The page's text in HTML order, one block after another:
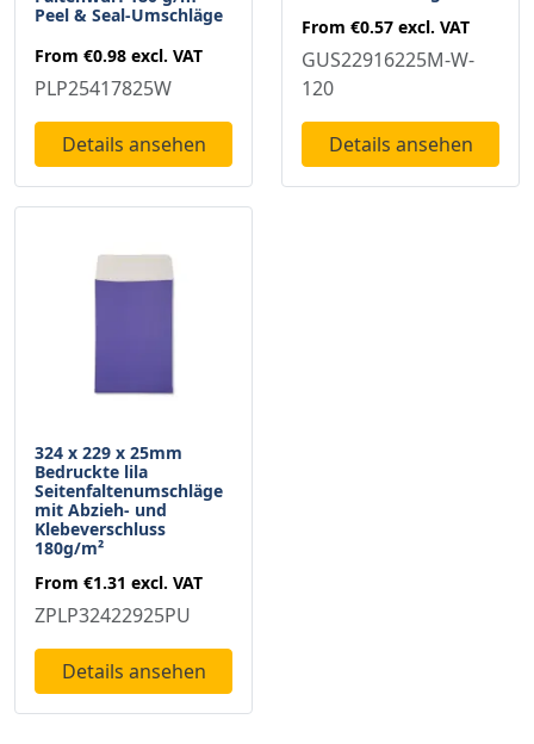
Peel & Seal-Umschläge
From €0.98 excl. VAT
PLP25417825W
Details ansehen
From €0.57 excl. VAT
GUS22916225M-W-
120
Details ansehen
324 x 229 x 25mm
Bedruckte lila
Seitenfaltenumschläge
mit Abzieh- und
Klebeverschluss
180g/m²
From €1.31 excl. VAT
ZPLP32422925PU
Details ansehen